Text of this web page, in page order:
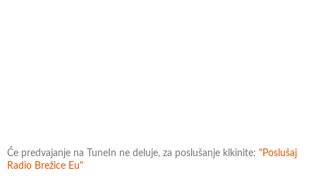
Če predvajanje na TuneIn ne deluje, za poslušanje klkinite: "Poslušaj
Radio Brežice Eu"